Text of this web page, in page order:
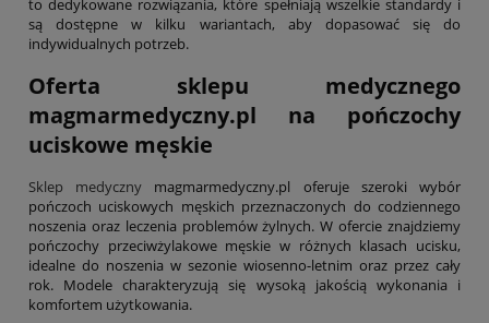
to dedykowane rozwiązania, które spełniają wszelkie standardy i
są dostępne w kilku wariantach, aby dopasować się do
indywidualnych potrzeb.
Oferta sklepu medycznego
magmarmedyczny.pl na pończochy
uciskowe męskie
Sklep medyczny magmarmedyczny.pl oferuje szeroki wybór
pończoch uciskowych męskich przeznaczonych do codziennego
noszenia oraz leczenia problemów żylnych. W ofercie znajdziemy
pończochy przeciwżylakowe męskie w różnych klasach ucisku,
idealne do noszenia w sezonie wiosenno-letnim oraz przez cały
rok. Modele charakteryzują się wysoką jakością wykonania i
komfortem użytkowania.